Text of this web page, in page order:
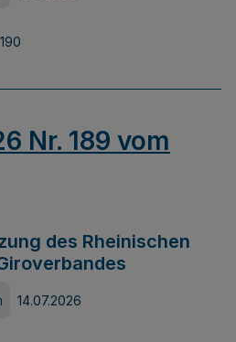
190
Nr. 189 vom
des Rheinischen
14.07.2026